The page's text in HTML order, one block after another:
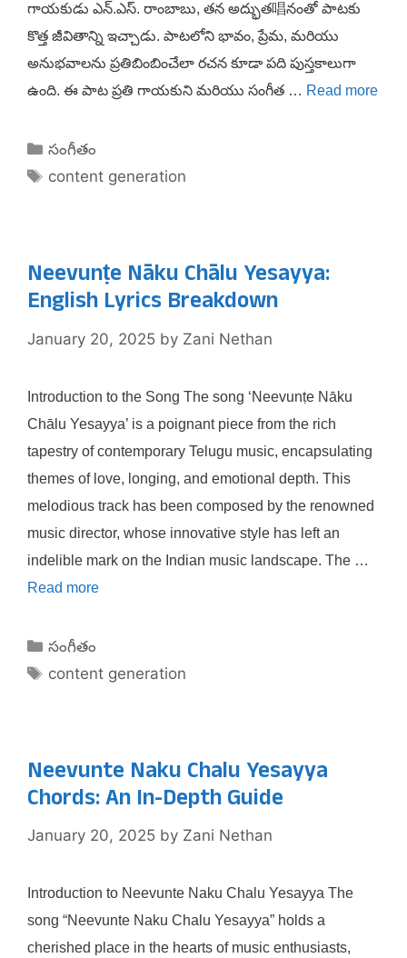
గాయకుడు ఎన్.ఎస్. రాంబాబు, తన అద్భుత唱నంతో పాటకు
కొత్త జీవితాన్ని ఇచ్చాడు. పాటలోని భావం, ప్రేమ, మరియు
అనుభవాలను ప్రతిబింబించేలా రచన కూడా పది పుస్తకాలుగా
ఉంది. ఈ పాట ప్రతి గాయకుని మరియు సంగీత … Read more
Categories
సంగీతం
Tags
content generation
Neevunṭe Nāku Chālu Yesayya:
English Lyrics Breakdown
January 20, 2025 by Zani Nethan
Introduction to the Song The song ‘Neevunṭe Nāku
Chālu Yesayya’ is a poignant piece from the rich
tapestry of contemporary Telugu music, encapsulating
themes of love, longing, and emotional depth. This
melodious track has been composed by the renowned
music director, whose innovative style has left an
indelible mark on the Indian music landscape. The …
Read more
Categories
సంగీతం
Tags
content generation
Neevunte Naku Chalu Yesayya
Chords: An In-Depth Guide
January 20, 2025 by Zani Nethan
Introduction to Neevunte Naku Chalu Yesayya The
song “Neevunte Naku Chalu Yesayya” holds a
cherished place in the hearts of music enthusiasts,